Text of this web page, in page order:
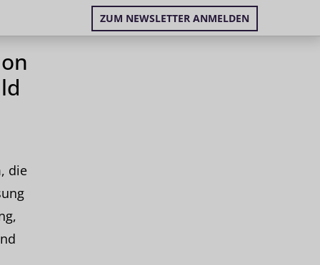
ZUM NEWSLETTER ANMELDEN
die